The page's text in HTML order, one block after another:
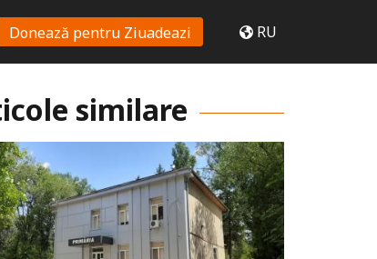
Donează pentru Ziuadeazi RU
similare